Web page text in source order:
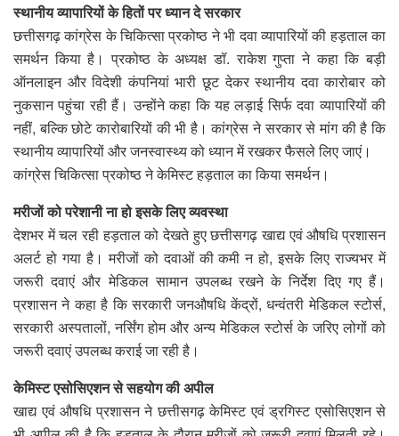
स्थानीय व्यापारियों के हितों पर ध्यान दे सरकार
छत्तीसगढ़ कांग्रेस के चिकित्सा प्रकोष्ठ ने भी दवा व्यापारियों की हड़ताल का
समर्थन किया है। प्रकोष्ठ के अध्यक्ष डॉ. राकेश गुप्ता ने कहा कि बड़ी
ऑनलाइन और विदेशी कंपनियां भारी छूट देकर स्थानीय दवा कारोबार को
नुकसान पहुंचा रही हैं। उन्होंने कहा कि यह लड़ाई सिर्फ दवा व्यापारियों की
नहीं, बल्कि छोटे कारोबारियों की भी है। कांग्रेस ने सरकार से मांग की है कि
स्थानीय व्यापारियों और जनस्वास्थ्य को ध्यान में रखकर फैसले लिए जाएं।
कांग्रेस चिकित्सा प्रकोष्ठ ने केमिस्ट हड़ताल का किया समर्थन।
मरीजों को परेशानी ना हो इसके लिए व्यवस्था
देशभर में चल रही हड़ताल को देखते हुए छत्तीसगढ़ खाद्य एवं औषधि प्रशासन
अलर्ट हो गया है। मरीजों को दवाओं की कमी न हो, इसके लिए राज्यभर में
जरूरी दवाएं और मेडिकल सामान उपलब्ध रखने के निर्देश दिए गए हैं।
प्रशासन ने कहा है कि सरकारी जनऔषधि केंद्रों, धन्वंतरी मेडिकल स्टोर्स,
सरकारी अस्पतालों, नर्सिंग होम और अन्य मेडिकल स्टोर्स के जरिए लोगों को
जरूरी दवाएं उपलब्ध कराई जा रही है।
केमिस्ट एसोसिएशन से सहयोग की अपील
खाद्य एवं औषधि प्रशासन ने छत्तीसगढ़ केमिस्ट एवं ड्रगिस्ट एसोसिएशन से